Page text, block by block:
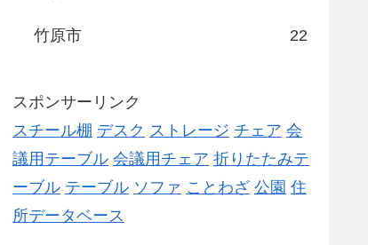
竹原市 22
スポンサーリンク
スチール棚 デスク ストレージ チェア 会
議用テーブル 会議用チェア 折りたたみテ
ーブル テーブル ソファ ことわざ 公園 住
所データベース